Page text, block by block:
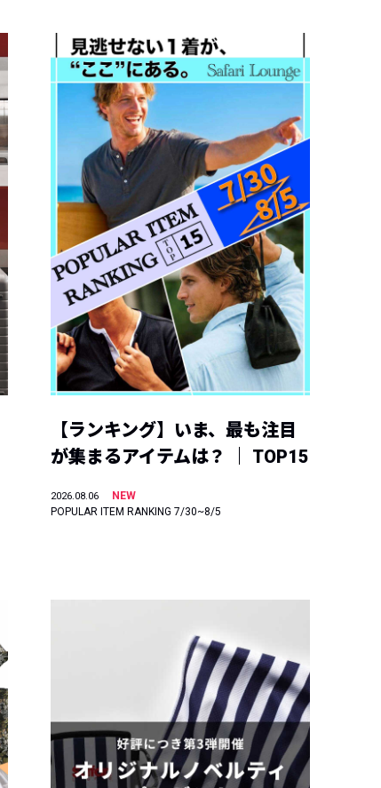
【ランキング】いま、最も注目
が集まるアイテムは？ ｜ TOP15
2026.08.06
NEW
POPULAR ITEM RANKING 7/30~8/5